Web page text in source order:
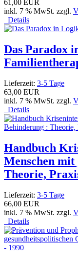
61,00 EUR
inkl. 7 % MwSt. zzgl.
Details
Das Paradox
Lieferzeit: 3-5 Tage
63,00 EUR
inkl. 7 % MwSt. zzgl.
Details
Handbuch
Menschen
Theorie,
Lieferzeit: 3-5 Tage
66,00 EUR
inkl. 7 % MwSt. zzgl.
Details